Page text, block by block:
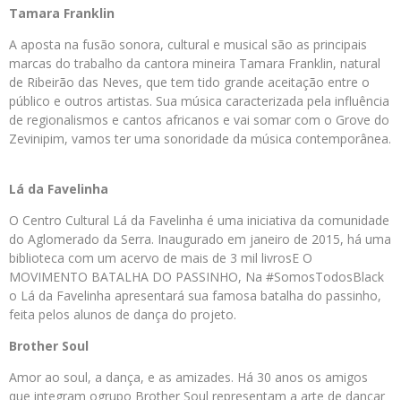
Tamara Franklin
A aposta na fusão sonora, cultural e musical são as principais
marcas do trabalho da cantora mineira Tamara Franklin, natural
de Ribeirão das Neves, que tem tido grande aceitação entre o
público e outros artistas. Sua música caracterizada pela influência
de regionalismos e cantos africanos e vai somar com o Grove do
Zevinipim, vamos ter uma sonoridade da música contemporânea.
Lá da Favelinha
O Centro Cultural Lá da Favelinha é uma iniciativa da comunidade
do Aglomerado da Serra. Inaugurado em janeiro de 2015, há uma
biblioteca com um acervo de mais de 3 mil livrosE O
MOVIMENTO BATALHA DO PASSINHO, Na #SomosTodosBlack
o Lá da Favelinha apresentará sua famosa batalha do passinho,
feita pelos alunos de dança do projeto.
Brother Soul
Amor ao soul, a dança, e as amizades. Há 30 anos os amigos
que integram ogrupo Brother Soul representam a arte de dançar